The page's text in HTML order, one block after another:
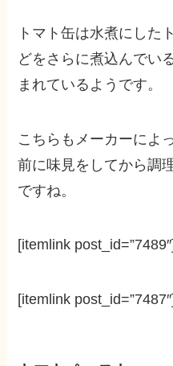
トマト缶は水煮にした
どをさらに煮込んでい
まれているようです。
こちらもメーカーによ
前に味見をしてから調
ですね。
[itemlink post_id=”7489″]
[itemlink post_id=”7487″]